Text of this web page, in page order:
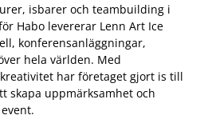
isbarer och teambuilding i
Habo levererar Lenn Art Ice
konferensanläggningar,
hela världen. Med
har företaget gjort is till
skapa uppmärksamhet och